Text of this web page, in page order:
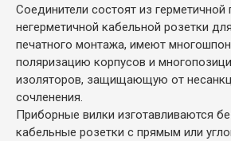
Соединители состоят из герметичной
негерметичной кабельной розетки
печатного монтажа, имеют
поляризацию корпусов и
изоляторов, защищающую от
сочленения.
Приборные вилки изготавливаются
кабельные розетки с прямым или